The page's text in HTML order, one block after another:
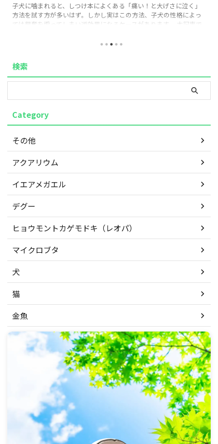
子犬に噛まれると、しつけ本によくある「痛い！と大げさに泣く」
方法を試す方が多いはず。しかし実はこの方法、子犬の性格によっ
ては興奮を煽ってしまい逆効果になるケースがあります。 本記事で
わりに実践しやすい「タイムアウト法」の正しい手順を、実体験を
この記事を読めば今日から実践できる具体策と、いつ頃落ち着くの
かという見通しが立ち、気持ちがぐっと楽になるはずです。 1. なぜ
「痛い！と泣く」しつ ...
検索
Category
その他
アクアリウム
イエアメガエル
デグー
ヒョウモントカゲモドキ（レオパ）
マイクロブタ
犬
猫
金魚